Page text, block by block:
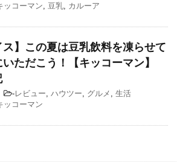
ッコーマン, 豆乳, カルーア
ス】この夏は豆乳飲料を凍らせて
ただこう！【キッコーマン】
-レビュー, ハウツー, グルメ , 生活
ッコーマン